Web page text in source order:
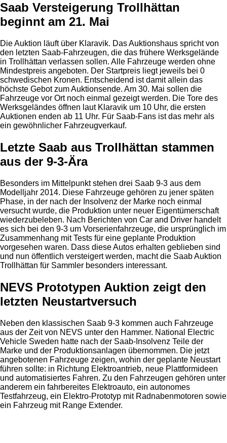
Saab Versteigerung Trollhättan
beginnt am 21. Mai
Die Auktion läuft über Klaravik. Das Auktionshaus spricht von
den letzten Saab-Fahrzeugen, die das frühere Werksgelände
in Trollhättan verlassen sollen. Alle Fahrzeuge werden ohne
Mindestpreis angeboten. Der Startpreis liegt jeweils bei 0
schwedischen Kronen. Entscheidend ist damit allein das
höchste Gebot zum Auktionsende. Am 30. Mai sollen die
Fahrzeuge vor Ort noch einmal gezeigt werden. Die Tore des
Werksgeländes öffnen laut Klaravik um 10 Uhr, die ersten
Auktionen enden ab 11 Uhr. Für Saab-Fans ist das mehr als
ein gewöhnlicher Fahrzeugverkauf.
Letzte Saab aus Trollhättan stammen
aus der 9-3-Ära
Besonders im Mittelpunkt stehen drei Saab 9-3 aus dem
Modelljahr 2014. Diese Fahrzeuge gehören zu jener späten
Phase, in der nach der Insolvenz der Marke noch einmal
versucht wurde, die Produktion unter neuer Eigentümerschaft
wiederzubeleben. Nach Berichten von Car and Driver handelt
es sich bei den 9-3 um Vorserienfahrzeuge, die ursprünglich im
Zusammenhang mit Tests für eine geplante Produktion
vorgesehen waren. Dass diese Autos erhalten geblieben sind
und nun öffentlich versteigert werden, macht die Saab Auktion
Trollhättan für Sammler besonders interessant.
NEVS Prototypen Auktion zeigt den
letzten Neustartversuch
Neben den klassischen Saab 9-3 kommen auch Fahrzeuge
aus der Zeit von NEVS unter den Hammer. National Electric
Vehicle Sweden hatte nach der Saab-Insolvenz Teile der
Marke und der Produktionsanlagen übernommen. Die jetzt
angebotenen Fahrzeuge zeigen, wohin der geplante Neustart
führen sollte: in Richtung Elektroantrieb, neue Plattformideen
und automatisiertes Fahren. Zu den Fahrzeugen gehören unter
anderem ein fahrbereites Elektroauto, ein autonomes
Testfahrzeug, ein Elektro-Prototyp mit Radnabenmotoren sowie
ein Fahrzeug mit Range Extender.